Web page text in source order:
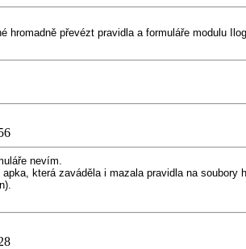
hromadně převézt pravidla a formuláře modulu
nevím.
která zaváděla i mazala pravidla na soubory